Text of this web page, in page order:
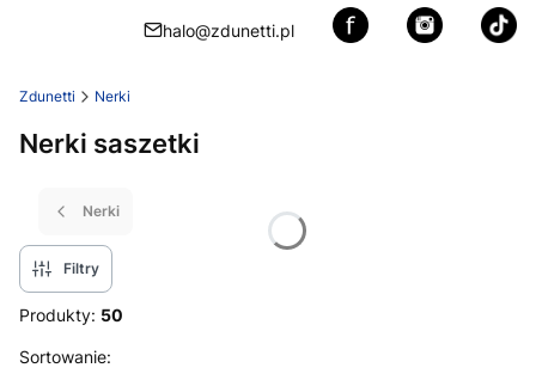
halo@zdunetti.pl
Zdunetti Nerki
Nerki saszetki
Nerki
Filtry
Produkty: 50
Lista produktów
Sortowanie: